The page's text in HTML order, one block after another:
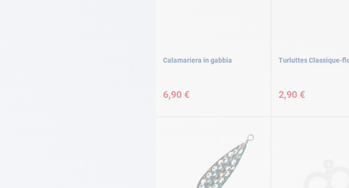
Calamariera in gabbia
6,90 €
Turluttes Classique-
2,90 €